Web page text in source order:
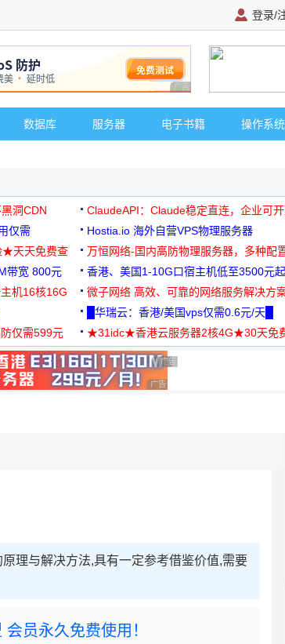
登录/
广告 商业广告，理性选择
数据库 服务器 电子书籍 操作系统
洞CDN ClaudeAPI：Claude稳定直连，企业可
仅需
Hostia.io 海外自营VPS物理服务器
★天天免费查
万恒网络-国内高防物理服务器，多种配
99元/月起
带宽 800元 香港、美国1-10G口宿主机低至3500元起
机16核16G
微子网络 高效、可靠的网络服务解决方
█华瑞云：香港/美国vps仅需0.6元/天█
仅需599元
★31idc★香港云服务器2核4G★30天免
用◆
告，理性选择 广告 商业广告，理性选择
广告 商业广告，理性选择
广告 商业广告，理性选择
理与解决方法,具有一定参考借鉴价值,需要
员永久免费使用！